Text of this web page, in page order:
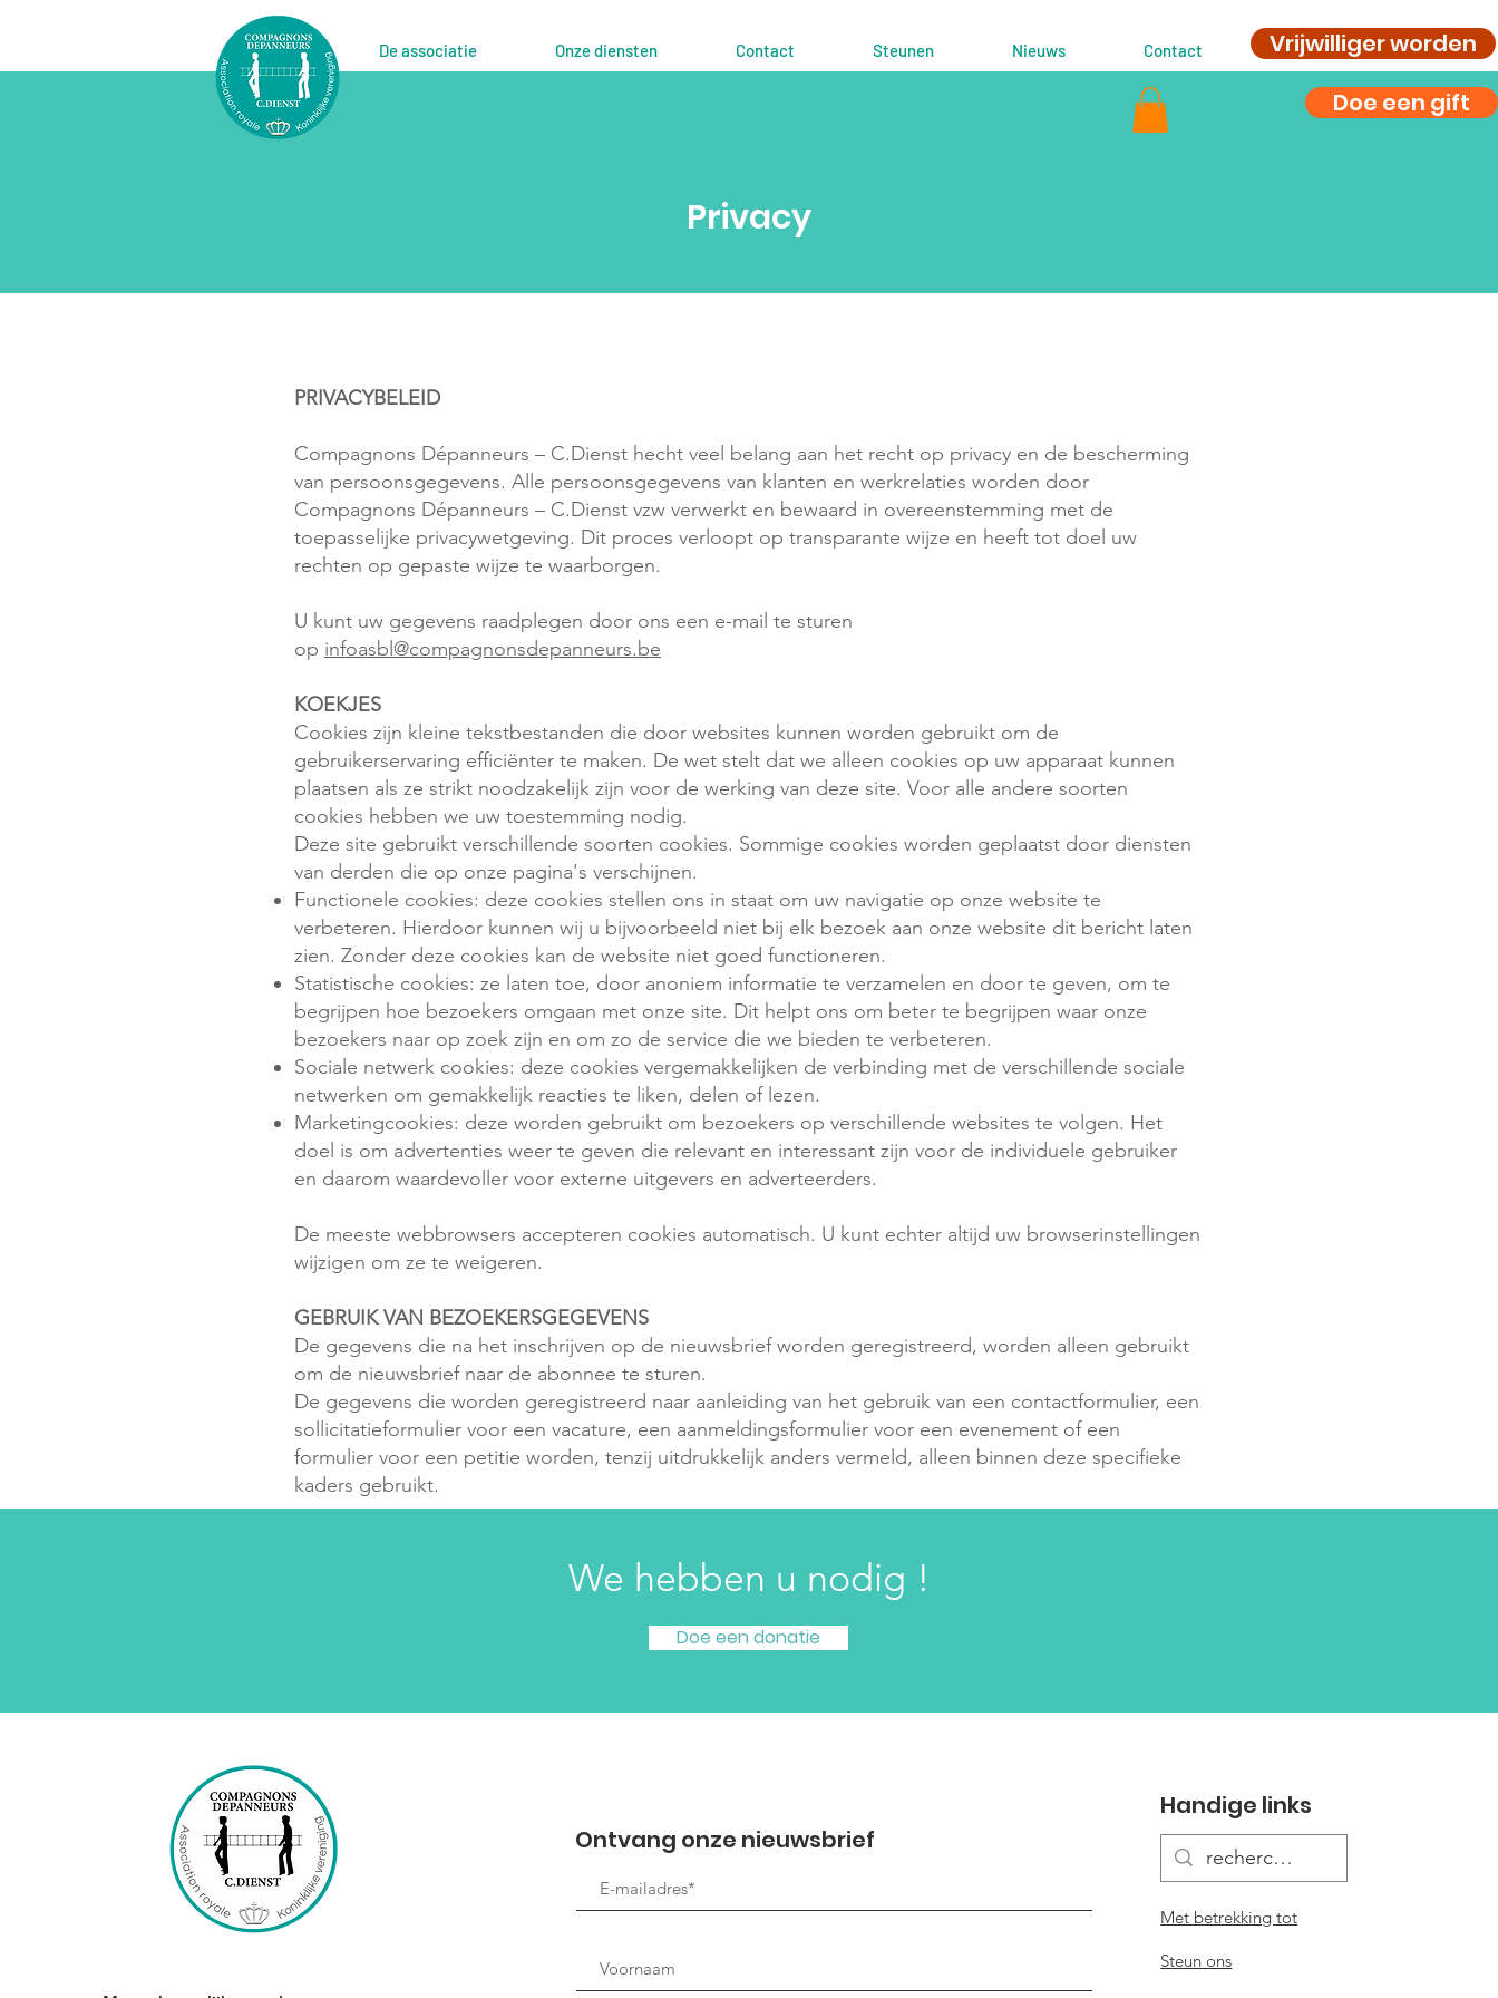
Doe een gift
De associatie Onze diensten Contact Steunen Nieuws Contact Vrijwilliger worden
Privacy
PRIVACYBELEID
Compagnons Dépanneurs – C.Dienst hecht veel belang aan het recht op privacy en de bescherming
van persoonsgegevens. Alle persoonsgegevens van klanten en werkrelaties worden door
Compagnons Dépanneurs – C.Dienst vzw verwerkt en bewaard in overeenstemming met de
toepasselijke privacywetgeving. Dit proces verloopt op transparante wijze en heeft tot doel uw
rechten op gepaste wijze te waarborgen.
U kunt uw gegevens raadplegen door ons een e-mail te sturen
op infoasbl@compagnonsdepanneurs.be
KOEKJES
Cookies zijn kleine tekstbestanden die door websites kunnen worden gebruikt om de
gebruikerservaring efficiënter te maken. De wet stelt dat we alleen cookies op uw apparaat kunnen
plaatsen als ze strikt noodzakelijk zijn voor de werking van deze site. Voor alle andere soorten
cookies hebben we uw toestemming nodig.
Deze site gebruikt verschillende soorten cookies. Sommige cookies worden geplaatst door diensten
van derden die op onze pagina's verschijnen.
Functionele cookies: deze cookies stellen ons in staat om uw navigatie op onze website te
verbeteren. Hierdoor kunnen wij u bijvoorbeeld niet bij elk bezoek aan onze website dit bericht laten
zien. Zonder deze cookies kan de website niet goed functioneren.
Statistische cookies: ze laten toe, door anoniem informatie te verzamelen en door te geven, om te
begrijpen hoe bezoekers omgaan met onze site. Dit helpt ons om beter te begrijpen waar onze
bezoekers naar op zoek zijn en om zo de service die we bieden te verbeteren.
Sociale netwerk cookies: deze cookies vergemakkelijken de verbinding met de verschillende sociale
netwerken om gemakkelijk reacties te liken, delen of lezen.
Marketingcookies: deze worden gebruikt om bezoekers op verschillende websites te volgen. Het
doel is om advertenties weer te geven die relevant en interessant zijn voor de individuele gebruiker
en daarom waardevoller voor externe uitgevers en adverteerders.
De meeste webbrowsers accepteren cookies automatisch. U kunt echter altijd uw browserinstellingen
wijzigen om ze te weigeren.
GEBRUIK VAN BEZOEKERSGEGEVENS
De gegevens die na het inschrijven op de nieuwsbrief worden geregistreerd, worden alleen gebruikt
om de nieuwsbrief naar de abonnee te sturen.
De gegevens die worden geregistreerd naar aanleiding van het gebruik van een contactformulier, een
sollicitatieformulier voor een vacature, een aanmeldingsformulier voor een evenement of een
formulier voor een petitie worden, tenzij uitdrukkelijk anders vermeld, alleen binnen deze specifieke
kaders gebruikt.
We hebben u nodig !
Doe een donatie
Handige links
Met betrekking tot
Steun ons
Ontvang onze nieuwsbrief